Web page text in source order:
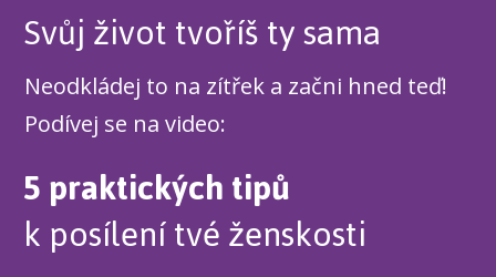
Svůj život tvoříš ty sama
Neodkládej to na zítřek a začni hned teď!
Podívej se na video:
5 praktických tipů
k posílení tvé ženskosti